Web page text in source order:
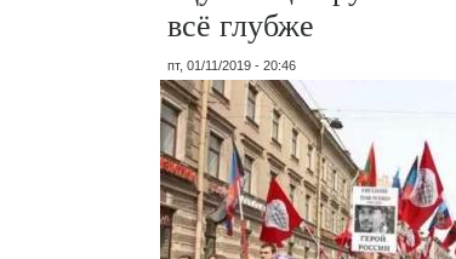
всё глубже
пт, 01/11/2019 - 20:46